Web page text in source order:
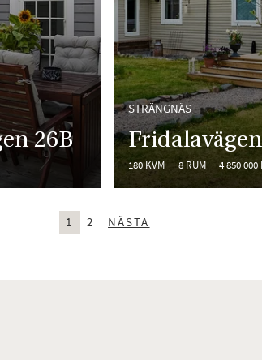
26B
STRÄNGNÄS
180 KVM 8 RUM 4 850 000
1 2 NÄSTA